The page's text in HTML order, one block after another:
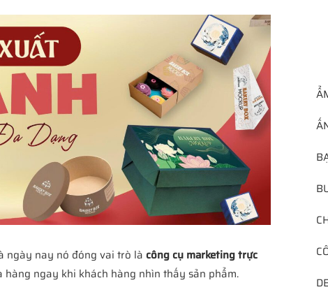
ngày nay nó đóng vai trò là công cụ marketing trực
ngay khi khách hàng nhìn thấy sản phẩm.